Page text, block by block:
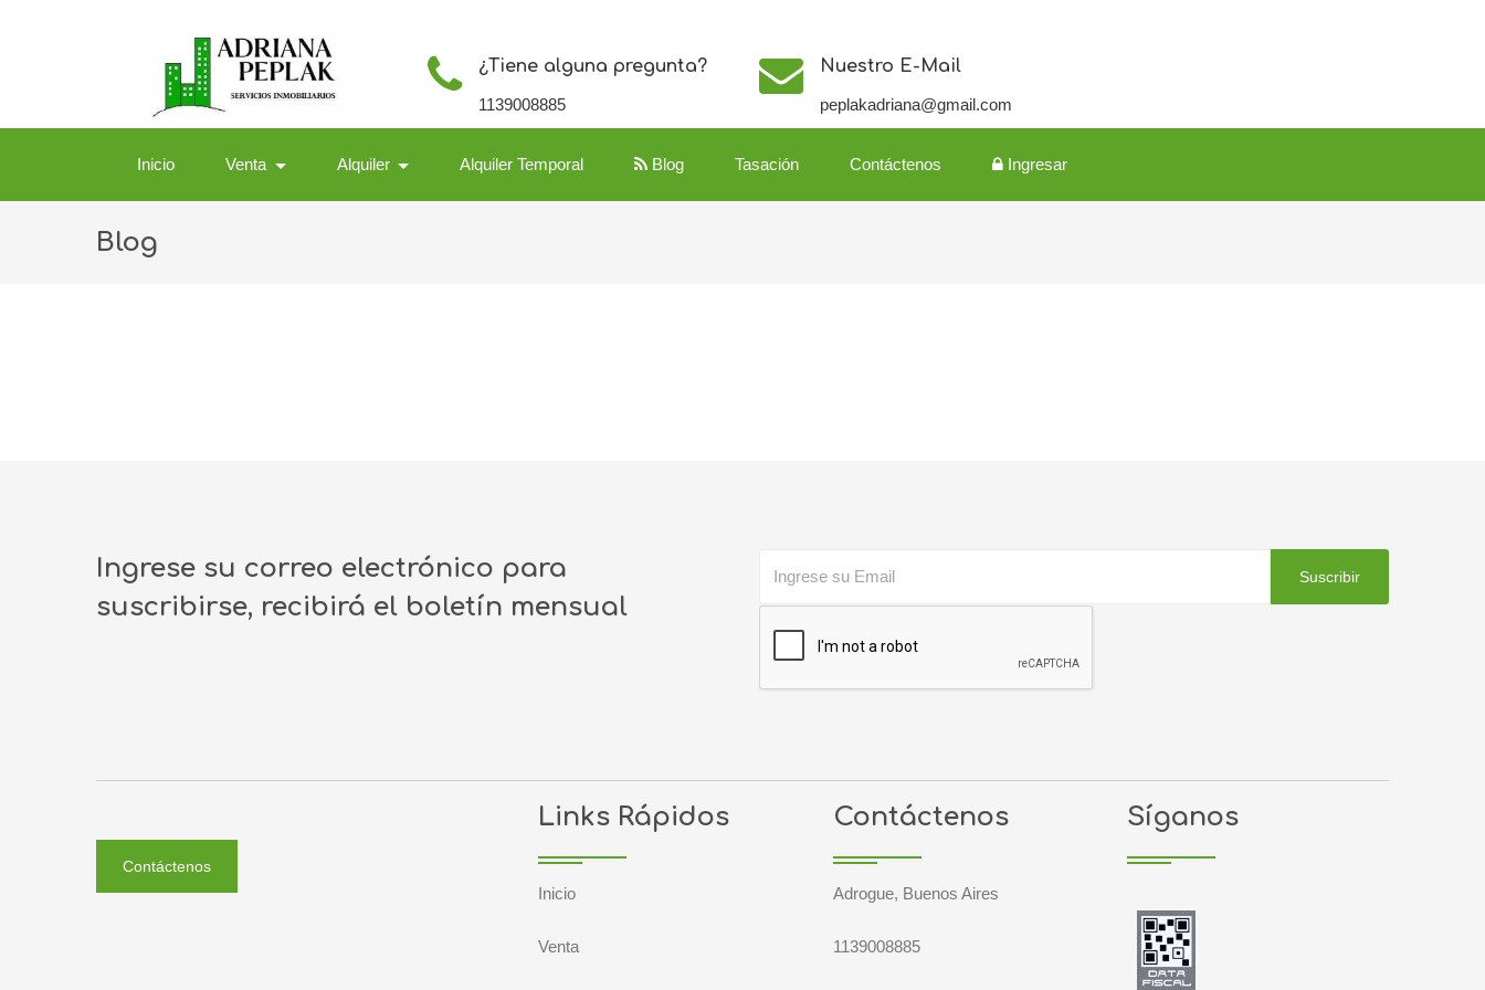
¿Tiene alguna pregunta?
1139008885
Nuestro E-Mail
peplakadriana@gmail.com
Inicio Venta Alquiler Alquiler Temporal Blog Tasación Contáctenos Ingresar
Blog
Ingrese su correo electrónico para
suscribirse, recibirá el boletín mensual
Suscribir
Contáctenos
Links Rápidos
Inicio
Venta
Contáctenos
Adrogue, Buenos Aires
1139008885
Síganos